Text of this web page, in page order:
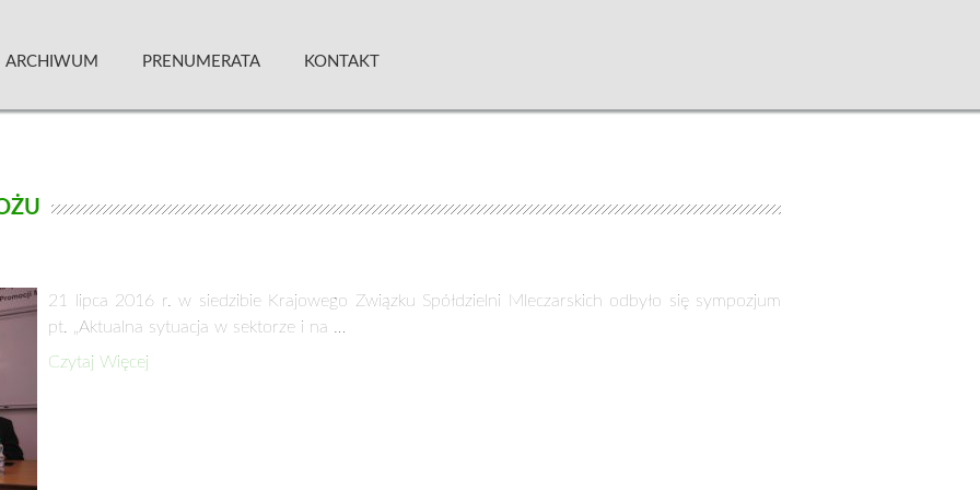
ARCHIWUM PRENUMERATA KONTAKT
21 lipca 2016 r. w siedzibie Krajowego Związku Spółdzielni Mleczarskich odbyło się sympozjum
pt. „Aktualna sytuacja w sektorze i na …
Czytaj Więcej